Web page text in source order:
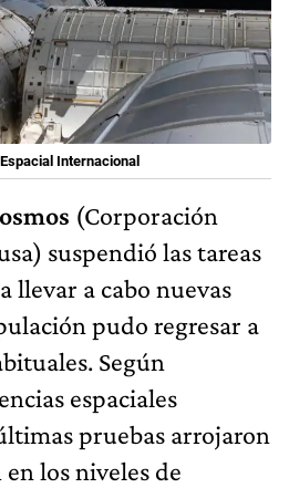
Internacional
(Corporación
suspendió las tareas
llevar a cabo nuevas
pudo regresar a
Según
espaciales
pruebas arrojaron
los niveles de